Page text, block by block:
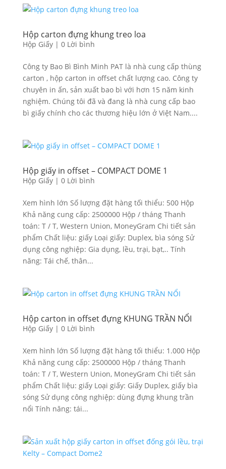
Hộp carton đựng khung treo loa
Hộp Giấy| 0 Lời bình
Công ty Bao Bì Bình Minh PAT là nhà cung cấp thùng
carton , hộp carton in offset chất lượng cao. Công ty
chuyên in ấn, sản xuất bao bì với hơn 15 năm kinh
nghiệm. Chúng tôi đã và đang là nhà cung cấp bao
bì giấy chính cho các thương hiệu lớn ở Việt Nam....
Hộp giấy in offset – COMPACT DOME 1
Hộp Giấy| 0 Lời bình
Xem hình lớn Số lượng đặt hàng tối thiểu: 500 Hộp
Khả năng cung cấp: 2500000 Hộp / tháng Thanh
toán: T / T, Western Union, MoneyGram Chi tiết sản
phẩm Chất liệu: giấy Loại giấy: Duplex, bìa sóng Sử
dụng công nghiệp: Gia dụng, lều, trại, bạt,.. Tính
năng: Tái chế, thân...
Hộp carton in offset đựng KHUNG TRẦN NỔI
Hộp Giấy| 0 Lời bình
Xem hình lớn Số lượng đặt hàng tối thiểu: 1.000 Hộp
Khả năng cung cấp: 2500000 Hộp / tháng Thanh
toán: T / T, Western Union, MoneyGram Chi tiết sản
phẩm Chất liệu: giấy Loại giấy: Giấy Duplex, giấy bìa
sóng Sử dụng công nghiệp: dùng đựng khung trần
nổi Tính năng: tái...